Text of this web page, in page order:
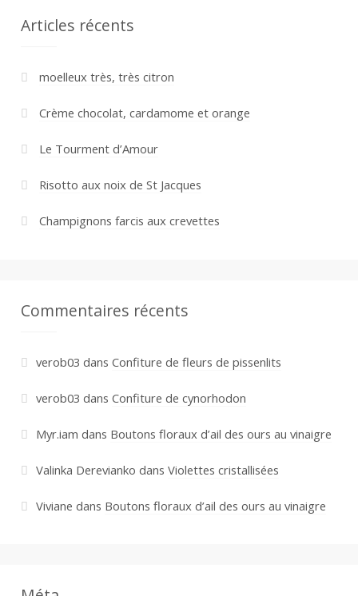
Articles récents
moelleux très, très citron
Crème chocolat, cardamome et orange
Le Tourment d’Amour
Risotto aux noix de St Jacques
Champignons farcis aux crevettes
Commentaires récents
verob03 dans Confiture de fleurs de pissenlits
verob03 dans Confiture de cynorhodon
Myr.iam dans Boutons floraux d’ail des ours au vinaigre
Valinka Derevianko dans Violettes cristallisées
Viviane dans Boutons floraux d’ail des ours au vinaigre